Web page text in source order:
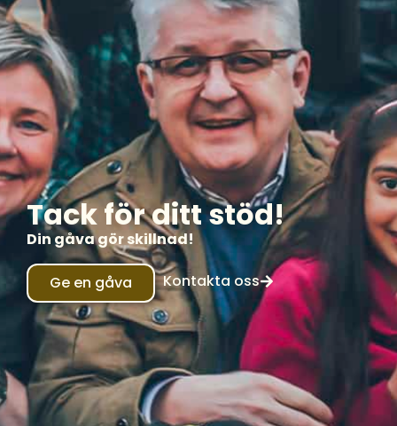
Tack för ditt stöd!
Din gåva gör skillnad!
Ge en gåva Kontakta oss